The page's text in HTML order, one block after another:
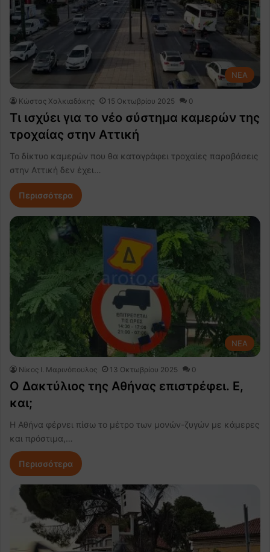
NEA
Κώστας Χαλκιαδάκης 15 Οκτωβρίου 2025 0
Τι ισχύει για το νέο σύστημα καμερών της
τροχαίας στην Αττική
Το δίκτυο καμερών που θα καταγράφει τροχαίες παραβάσεις
στην Αττική δεν έχει…
Περισσότερα
NEA
Nίκος Ι. Mαρινόπουλος 13 Οκτωβρίου 2025 0
Ο Δακτύλιος της Αθήνας επιστρέφει. Ε,
και;
Η Αθήνα φέρνει πίσω το μέτρο των μονών-ζυγών με κάμερες
και πρόστιμα,…
Περισσότερα